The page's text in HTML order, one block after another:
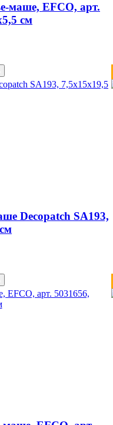
маше, EFCO, арт.
см
Decopatch SA193,